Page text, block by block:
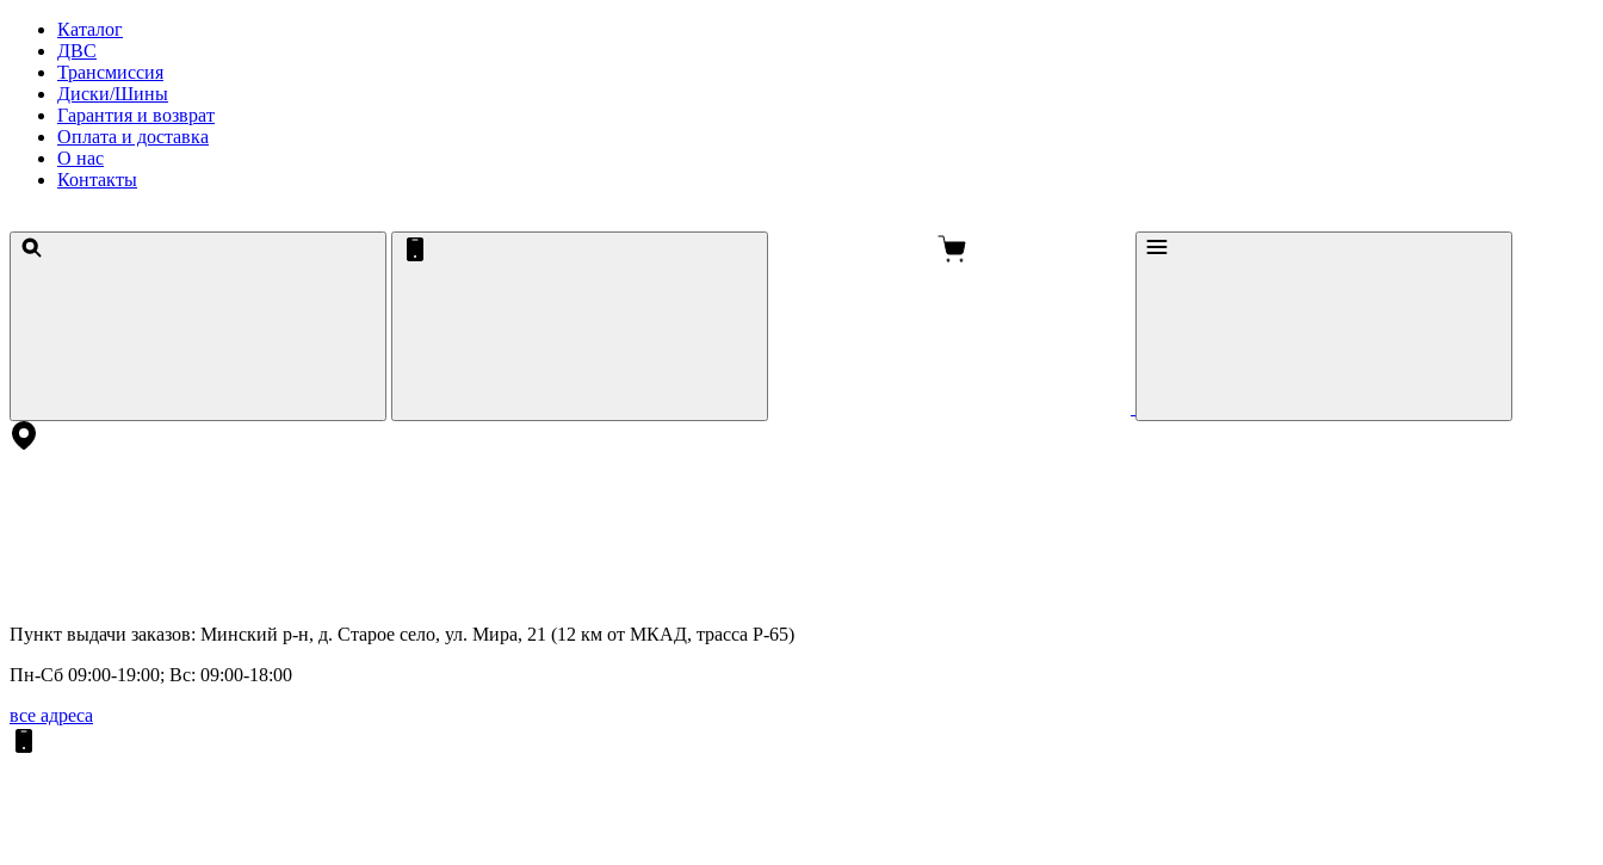
Каталог
ДВС
Трансмиссия
Диски/Шины
Гарантия и возврат
Оплата и доставка
О нас
Контакты
Пункт выдачи заказов: Минский р-н, д. Старое село, ул. Мира, 21 (12 км от МКАД, трасса P-65)
Пн-Сб 09:00-19:00; Вс: 09:00-18:00
все адреса